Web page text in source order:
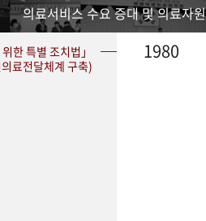
의료서비스 수요 증대 및 의료자
한 특별 조치법」
료전달체계 구축)
1980